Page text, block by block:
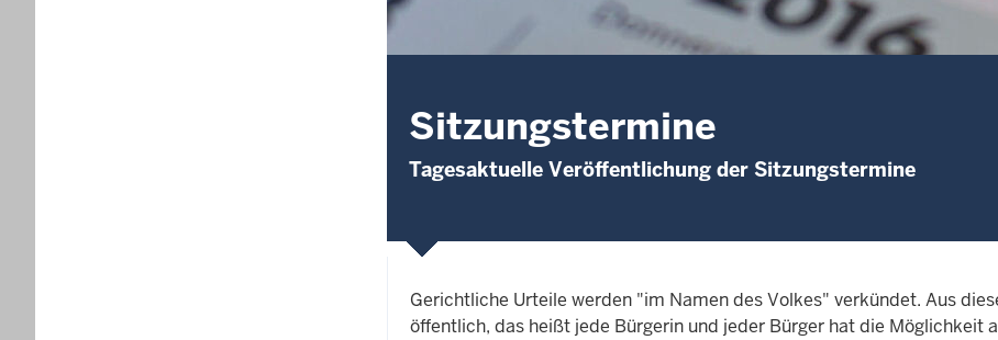
Sitzungstermine
Tagesaktuelle Veröffentlichung der Sitzungstermine
Gerichtliche Urteile werden "im Namen des Volkes" verkündet. Aus
öffentlich, das heißt jede Bürgerin und jeder Bürger hat die Möglichkeit